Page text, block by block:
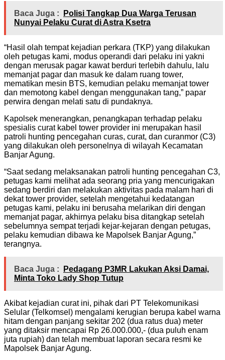
Baca Juga :
Polisi Tangkap Dua Warga Terusan
Nunyai Pelaku Curat di Astra Ksetra
“Hasil olah tempat kejadian perkara (TKP) yang dilakukan
oleh petugas kami, modus operandi dari pelaku ini yakni
dengan merusak pagar kawat berduri terlebih dahulu, lalu
memanjat pagar dan masuk ke dalam ruang tower,
mematikan mesin BTS, kemudian pelaku memanjat tower
dan memotong kabel dengan menggunakan tang,” papar
perwira dengan melati satu di pundaknya.
Kapolsek menerangkan, penangkapan terhadap pelaku
spesialis curat kabel tower provider ini merupakan hasil
patroli hunting pencegahan curas, curat, dan curanmor (C3)
yang dilakukan oleh personelnya di wilayah Kecamatan
Banjar Agung.
“Saat sedang melaksanakan patroli hunting pencegahan C3,
petugas kami melihat ada seorang pria yang mencurigakan
sedang berdiri dan melakukan aktivitas pada malam hari di
dekat tower provider, setelah mengetahui kedatangan
petugas kami, pelaku ini berusaha melarikan diri dengan
memanjat pagar, akhirnya pelaku bisa ditangkap setelah
sebelumnya sempat terjadi kejar-kejaran dengan petugas,
pelaku kemudian dibawa ke Mapolsek Banjar Agung,”
terangnya.
Baca Juga :
Pedagang P3MR Lakukan Aksi Damai,
Minta Toko Lady Shop Tutup
Akibat kejadian curat ini, pihak dari PT Telekomunikasi
Selular (Telkomsel) mengalami kerugian berupa kabel warna
hitam dengan panjang sekitar 202 (dua ratus dua) meter
yang ditaksir mencapai Rp 26.000.000,- (dua puluh enam
juta rupiah) dan telah membuat laporan secara resmi ke
Mapolsek Banjar Agung.